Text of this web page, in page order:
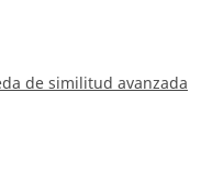
de similitud avanzada